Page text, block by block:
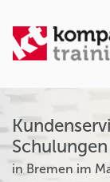
Schulungen
in Bremen im